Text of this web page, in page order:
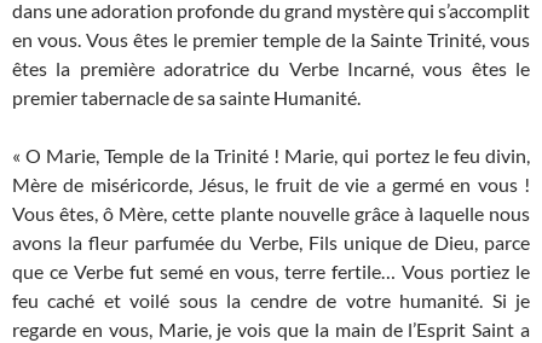
dans une adoration profonde du grand mystère qui s’accomplit
en vous. Vous êtes le premier temple de la Sainte Trinité, vous
êtes la première adoratrice du Verbe Incarné, vous êtes le
premier tabernacle de sa sainte Humanité.
« O Marie, Temple de la Trinité ! Marie, qui portez le feu divin,
Mère de miséricorde, Jésus, le fruit de vie a germé en vous !
Vous êtes, ô Mère, cette plante nouvelle grâce à laquelle nous
avons la fleur parfumée du Verbe, Fils unique de Dieu, parce
que ce Verbe fut semé en vous, terre fertile… Vous portiez le
feu caché et voilé sous la cendre de votre humanité. Si je
regarde en vous, Marie, je vois que la main de l’Esprit Saint a